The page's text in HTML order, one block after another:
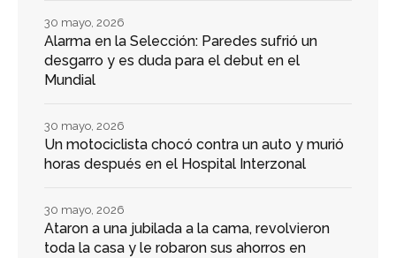
Alarma en la Selección: Paredes sufrió un
desgarro y es duda para el debut en el
Mundial
30 mayo, 2026
Un motociclista chocó contra un auto y murió
horas después en el Hospital Interzonal
30 mayo, 2026
Ataron a una jubilada a la cama, revolvieron
toda la casa y le robaron sus ahorros en
30 mayo, 2026